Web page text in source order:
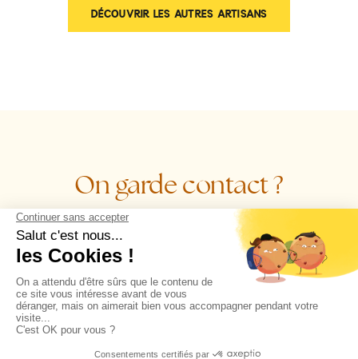
DÉCOUVRIR LES AUTRES ARTISANS
On garde contact ?
BOOK CULINAIRE
DOSSIER DE PRESSE
AGENCE@SUBLIMEURS.FR
87 RUE NATIONALE ⸱ LILLE